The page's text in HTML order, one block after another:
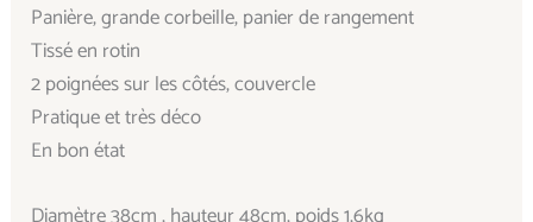
Panière, grande corbeille, panier de rangement
Tissé en rotin
2 poignées sur les côtés, couvercle
Pratique et très déco
En bon état